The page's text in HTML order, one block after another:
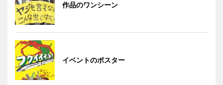
作品のワンシーン
イベントのポスター